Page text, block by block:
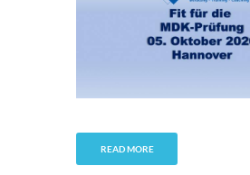
READ MORE